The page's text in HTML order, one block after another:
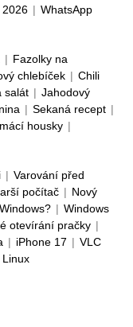
2026 | WhatsApp
| Fazolky na
chlebíček | Chili
salát | Jahodový
| Sekaná recept |
housky |
| Varování před
počítač | Nový
| Windows
otevírání pračky |
| iPhone 17 | VLC
Linux